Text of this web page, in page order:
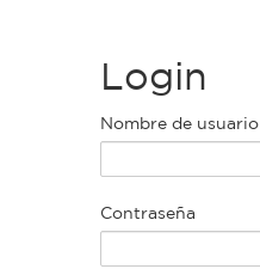
Login
Nombre de usuario
Contraseña